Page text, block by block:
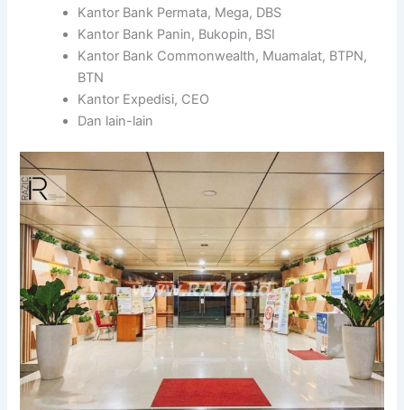
Kantor Bank Permata, Mega, DBS
Kantor Bank Panin, Bukopin, BSI
Kantor Bank Commonwealth, Muamalat, BTPN,
BTN
Kantor Expedisi, CEO
Dan lain-lain